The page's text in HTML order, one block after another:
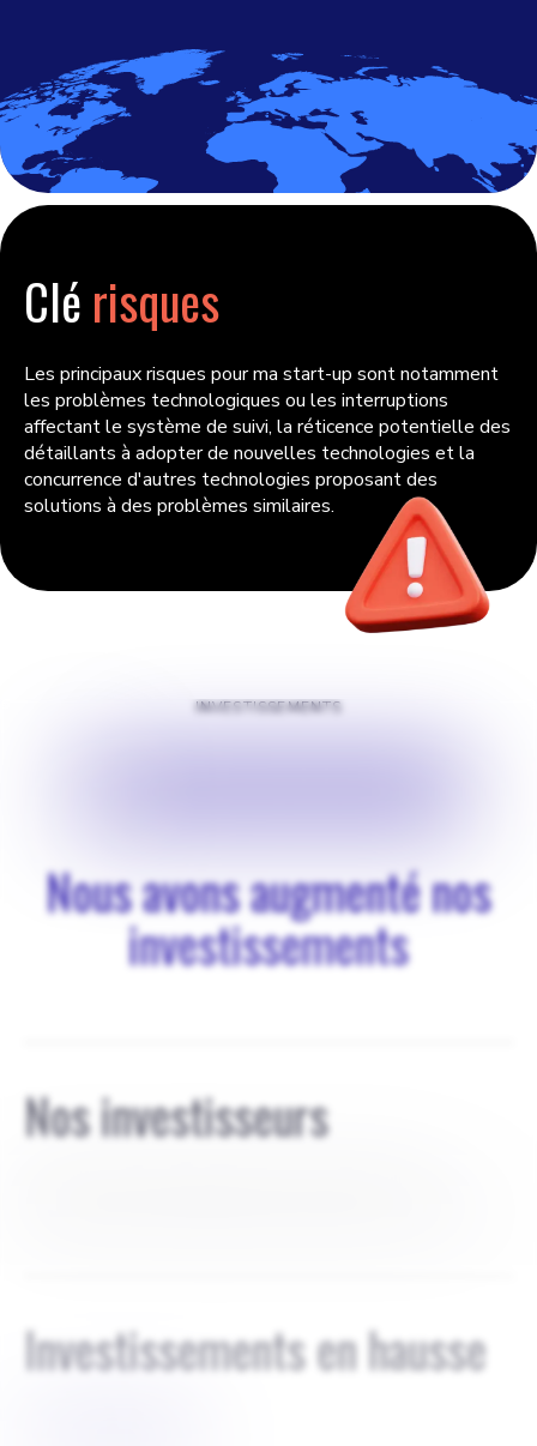
Clé risques
Les principaux risques pour ma start-up sont notamment
les problèmes technologiques ou les interruptions
affectant le système de suivi, la réticence potentielle des
détaillants à adopter de nouvelles technologies et la
concurrence d'autres technologies proposant des
solutions à des problèmes similaires.
INVESTISSEMENTS
Nous avons augmenté nos
investissements
Nos investisseurs
Investissements en hausse